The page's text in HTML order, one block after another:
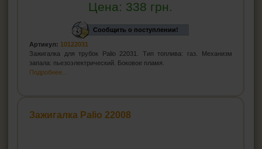
Цена: 338 грн.
Сообщить о поступлении!
Артикул: 10122031
Зажигалка для трубок Palio 22031. Тип топлива: газ. Механизм
запала: пьезоэлектрический. Боковое пламя.
Подробнее...
Зажигалка Palio 22008